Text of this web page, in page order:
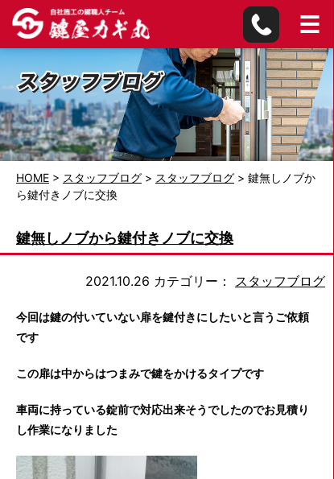
HOME > スタッフブログ > スタッフブログ > 鍵無しノブか
ら鍵付きノブに交換
鍵無しノブから鍵付きノブに交換
2021.10.26 カテゴリー： スタッフブログ
今回は鍵の付いていない扉を鍵付きにしたいと言うご依頼
です
この扉は中からはつまみで鍵をかけるタイプです
車両に持っている錠前で対応出来そうでしたのでお見積り
し作業になりました